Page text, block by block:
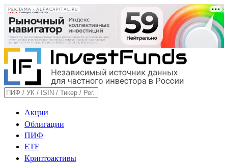
РЕКЛАМА • ALFACAPITAL.RU
Акции
Облигации
ПИФ
ETF
Криптоактивы